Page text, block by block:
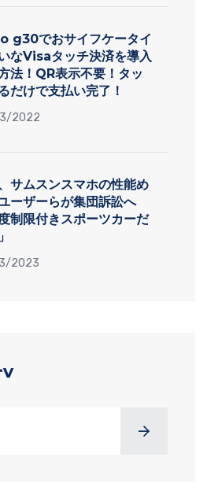
g30でおサイフケータイ
なVisaタッチ決済を導入
法！QR表示不要！タッ
だけで支払い完了！
2022
サムスンスマホの性能め
ーザーらが集団訴訟へ
度制限付きスポーツカーだ
2023
v